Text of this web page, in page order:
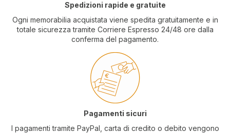
Spedizioni rapide e gratuite
Ogni memorabilia acquistata viene spedita gratuitamente e in
totale sicurezza tramite Corriere Espresso 24/48 ore dalla
conferma del pagamento.
Pagamenti sicuri
I pagamenti tramite PayPal, carta di credito o debito vengono